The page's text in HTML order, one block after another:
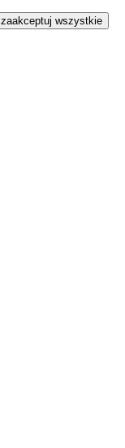
zaakceptuj wszystkie